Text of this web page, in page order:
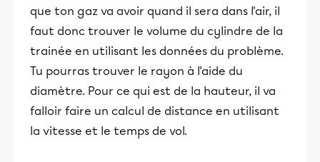
que ton gaz va avoir quand il sera dans l'air, il
faut donc trouver le volume du cylindre de la
trainée en utilisant les données du problème.
Tu pourras trouver le rayon à l'aide du
diamètre. Pour ce qui est de la hauteur, il va
falloir faire un calcul de distance en utilisant
la vitesse et le temps de vol.